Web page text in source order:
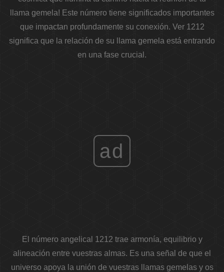
llama gemela! Este número tiene significados importantes
que impactan profundamente su conexión. Ver 1212
significa que la relación de su llama gemela está entrando
en una fase crucial.
ad
El número angelical 1212 trae armonía, equilibrio y
alineación entre vuestras almas. Es una señal de que el
universo apoya la unión de vuestras llamas gemelas y os